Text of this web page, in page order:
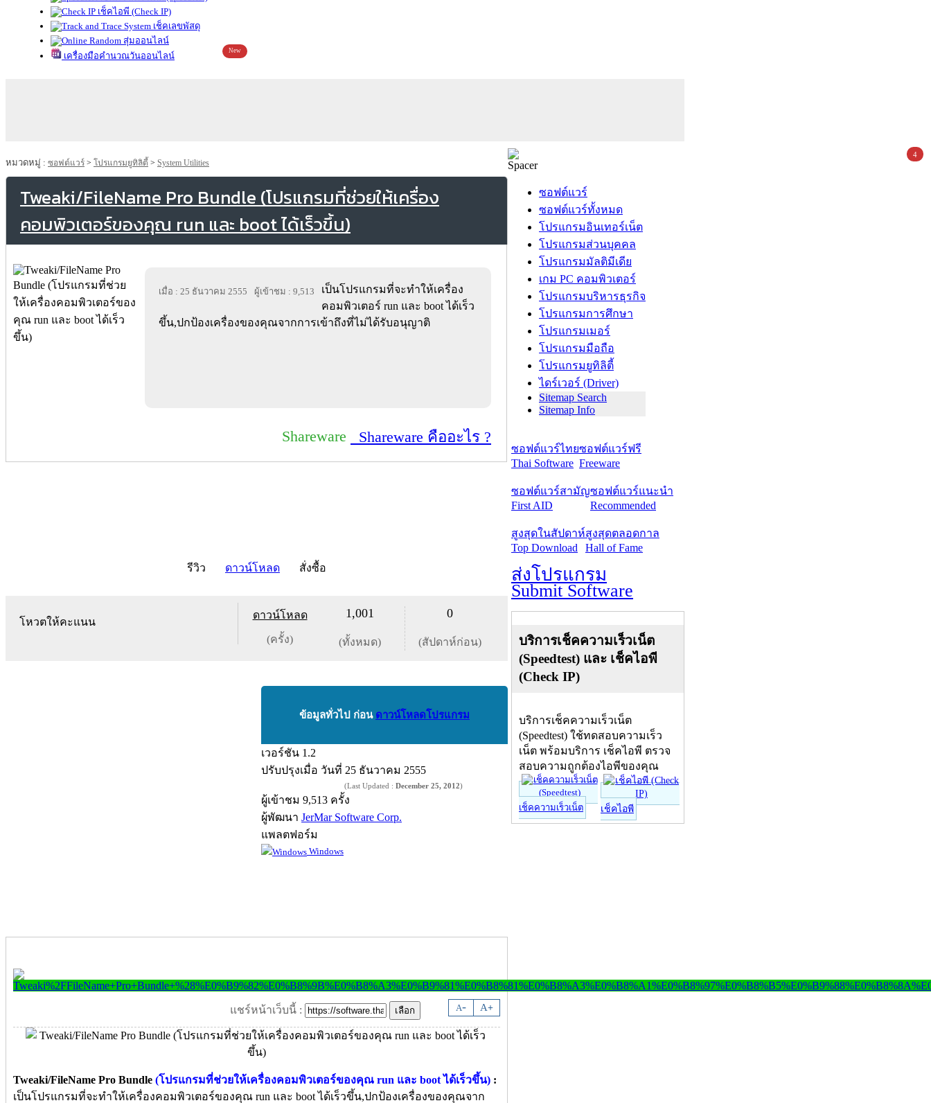
เช็คไอพี (Check IP)
เช็คเลขพัสดุ
สุ่มออนไลน์
เครื่องมือคำนวณวันออนไลน์
New
หมวดหมู่ : ซอฟต์แวร์ > โปรแกรมยูทิลิตี้ > System Utilities
Tweaki/FileName Pro Bundle (โปรแกรมที่ช่วยให้เครื่อง
คอมพิวเตอร์ของคุณ run และ boot ได้เร็วขึ้น)
เมื่อ : 25 ธันวาคม 2555 ผู้เข้าชม : 9,513
เป็นโปรแกรมที่จะทำให้เครื่อง
คอมพิวเตอร์ run และ boot ได้เร็ว
ขึ้น,ปกป้องเครื่องของคุณจากการเข้าถึงที่ไม่ได้รับอนุญาติ
Shareware Shareware คืออะไร ?
รีวิว ดาวน์โหลด สั่งซื้อ
โหวตให้คะแนน
ดาวน์โหลด
(ครั้ง)
1,001
(ทั้งหมด)
0
(สัปดาห์ก่อน)
ข้อมูลทั่วไป ก่อน ดาวน์โหลดโปรแกรม
เวอร์ชัน 1.2
ปรับปรุงเมื่อ วันที่ 25 ธันวาคม 2555
(Last Updated : December 25, 2012)
ผู้เข้าชม 9,513 ครั้ง
ผู้พัฒนา JerMar Software Corp.
แพลตฟอร์ม
Windows
A- A+
แชร์หน้าเว็บนี้ :
Tweaki/FileName Pro Bundle (โปรแกรมที่ช่วยให้เครื่องคอมพิวเตอร์ของคุณ run และ boot ได้เร็วขึ้น) :
เป็นโปรแกรมที่จะทำให้เครื่องคอมพิวเตอร์ของคุณ run และ boot ได้เร็วขึ้น,ปกป้องเครื่องของคุณจาก
ซอฟต์แวร์
ซอฟต์แวร์ทั้งหมด
โปรแกรมอินเทอร์เน็ต
โปรแกรมส่วนบุคคล
โปรแกรมมัลติมีเดีย
เกม PC คอมพิวเตอร์
โปรแกรมบริหารธุรกิจ
โปรแกรมการศึกษา
โปรแกรมเมอร์
โปรแกรมมือถือ
โปรแกรมยูทิลิตี้
ไดร์เวอร์ (Driver)
Sitemap Search
Sitemap Info
ซอฟต์แวร์ไทย
Thai Software
ซอฟต์แวร์ฟรี
Freeware
ซอฟต์แวร์สามัญ
First AID
ซอฟต์แวร์แนะนำ
Recommended
สูงสุดในสัปดาห์
Top Download
สูงสุดตลอดกาล
Hall of Fame
ส่งโปรแกรม
Submit Software
บริการเช็คความเร็วเน็ต
(Speedtest) และ เช็คไอพี
(Check IP)
บริการเช็คความเร็วเน็ต
(Speedtest) ใช้ทดสอบความเร็ว
เน็ต พร้อมบริการ เช็คไอพี ตรวจ
สอบความถูกต้องไอพีของคุณ
เช็คความเร็วเน็ต เช็คไอพี
4